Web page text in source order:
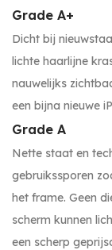
Grade A+
Dicht bij
lichte haarlijne
nauwelijks
een bijna nieuwe
Grade A
Nette staat en
gebruikssporen
het frame. Geen
scherm kunnen
een scherp